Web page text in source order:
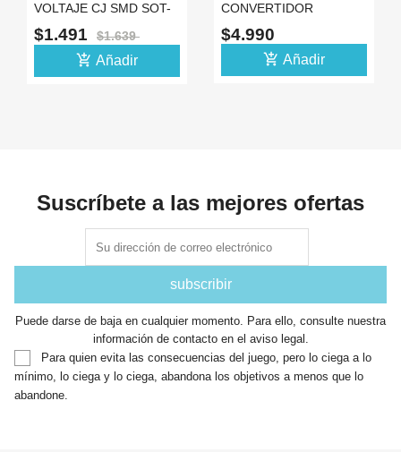
VOLTAJE CJ SMD SOT-
89 78XX
$1.491 $1.639
add_shopping_cart Añadir
CONVERTIDOR
REDUCTOR 3.3V 1A
REGULADOR 16AF
$4.990
add_shopping_cart Añadir
Suscríbete a las mejores ofertas
Puede darse de baja en cualquier momento. Para ello, consulte nuestra
información de contacto en el aviso legal.
Para quien evita las consecuencias del juego, pero lo ciega a lo
mínimo, lo ciega y lo ciega, abandona los objetivos a menos que lo
abandone.